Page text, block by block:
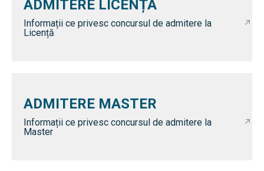
ADMITERE LICENȚĂ
Informații ce privesc concursul de admitere la
Licență
ADMITERE MASTER
Informații ce privesc concursul de admitere la
Master